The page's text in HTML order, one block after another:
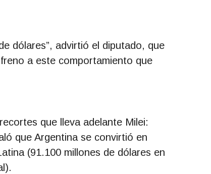
dólares”, advirtió el diputado, que
a este comportamiento que
que lleva adelante Milei:
que Argentina se convirtió en
(91.100 millones de dólares en